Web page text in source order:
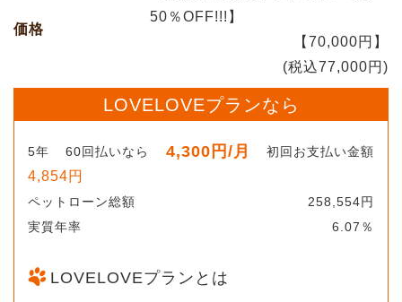
価格
50％OFF!!!】
【70,000円】
(税込77,000円)
LOVELOVEプランなら
5年 60回払いなら 4,300円 /月 初回お支払い金額
4,854円
ペットローン総額
258,554円
実質年率
6.07％
LOVELOVEプランとは